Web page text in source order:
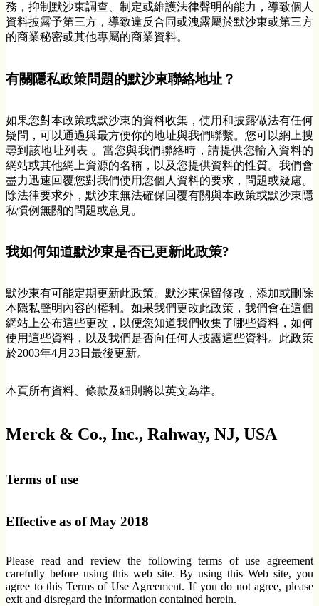
務，抑制默沙東調查、制定或維護法律聲明的能力，導致個人
資料披露予第三方，導致違反合同或洩露屬於默沙東或第三方
的商業秘密或其他專屬的商業資料。
有關隱私政策問題的默沙東聯絡地址？
如果您對本政策或默沙東的資料收集，使用和披露做法有任何
疑問，可以通過與最方便你的地址與我們聯繫。您可以網上搜
尋到該地址列表 。當您與我們聯絡時，請提供您輸入資料的
網站或其他網上資源的名稱，以及您提供資料的性質。我們會
盡力迅速回覆您對我們使用您個人資料的要求，問題或疑慮。
除法律要求外，默沙東無法確保回覆有關與本政策或默沙東隱
私慣例無關的問題或意見。
我如何知道默沙東是否已更新此政策?
默沙東有可能定期更新此政策。默沙東保留修改，添加或刪除
本隱私聲明內容的權利。如果我們更改此政策，我們會在這個
網站上公布這些更改，以便您知道我們收集了哪些資料，如何
使用這些資料，以及我們是否向任何人披露這些資料。此政策
於2003年4月23日最後更新。
本頁所有資料、條款及細則將以英文為準。
Merck & Co., Inc., Rahway, NJ, USA
Terms of use
Effective as of May 2018
Please read and review the following terms of use agreement
carefully before using this web site. By using this Web site, you
agree to this Terms of Use Agreement. If you do not agree, please
exit and disregard the information contained herein.